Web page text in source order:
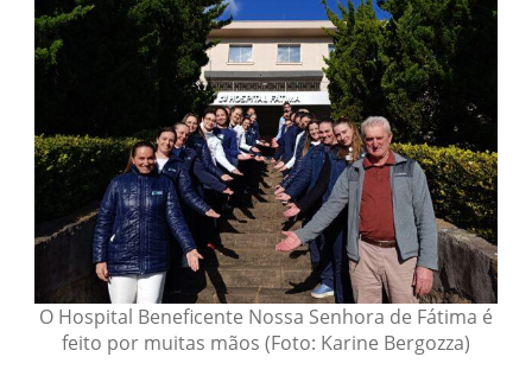
O Hospital Beneficente Nossa Senhora de Fátima é
feito por muitas mãos (Foto: Karine Bergozza)